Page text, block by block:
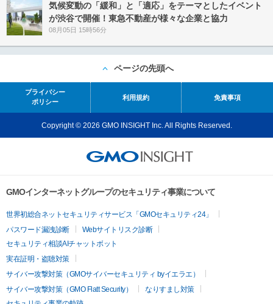
気候変動の「緩和」と「適応」をテーマとしたイベント
が渋谷で開催！東急不動産が様々な企業と協力
08月05日 15時56分
ページの先頭へ
プライバシー
ポリシー
利用規約 免責事項
Copyright © 2026 GMO INSIGHT Inc. All Rights Reserved.
GMOインターネットグループのセキュリティ事業について
世界初総合ネットセキュリティサービス「GMOセキュリティ24」
パスワード漏洩診断
Webサイトリスク診断
セキュリティ相談AIチャットボット
実在証明・盗聴対策
サイバー攻撃対策（GMOサイバーセキュリティ byイエラエ）
サイバー攻撃対策（GMO Flatt Security）
なりすまし対策